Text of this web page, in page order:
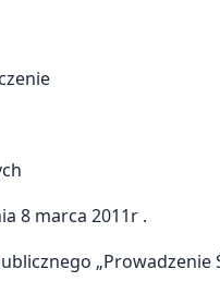
8 marca 2011r .